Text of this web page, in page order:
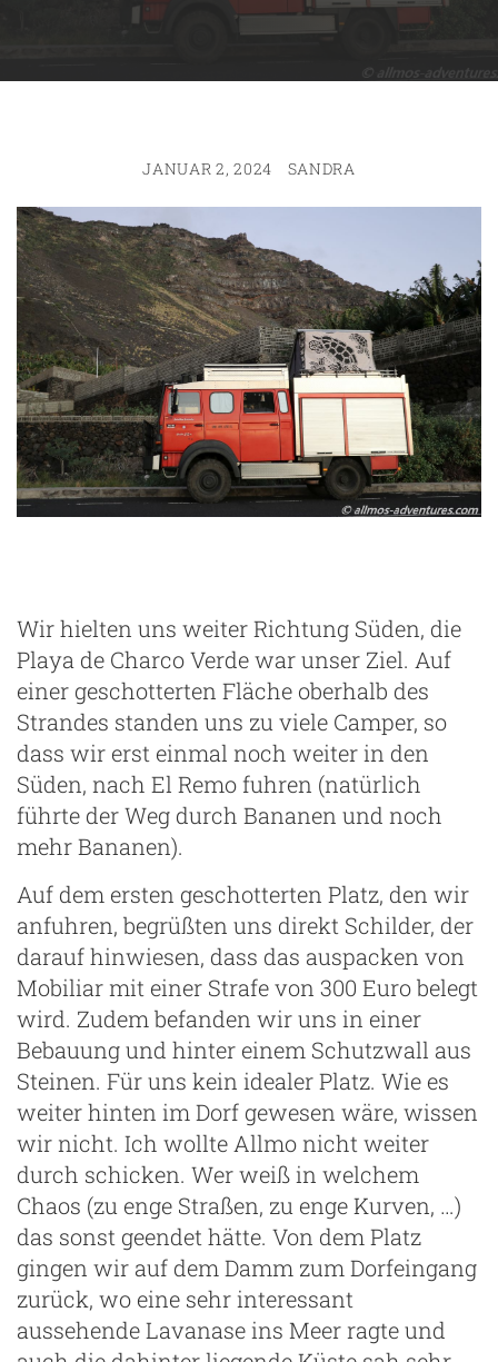
JANUAR 2, 2024 SANDRA
Wir hielten uns weiter Richtung Süden, die
Playa de Charco Verde war unser Ziel. Auf
einer geschotterten Fläche oberhalb des
Strandes standen uns zu viele Camper, so
dass wir erst einmal noch weiter in den
Süden, nach El Remo fuhren (natürlich
führte der Weg durch Bananen und noch
mehr Bananen).
Auf dem ersten geschotterten Platz, den wir
anfuhren, begrüßten uns direkt Schilder, der
darauf hinwiesen, dass das auspacken von
Mobiliar mit einer Strafe von 300 Euro belegt
wird. Zudem befanden wir uns in einer
Bebauung und hinter einem Schutzwall aus
Steinen. Für uns kein idealer Platz. Wie es
weiter hinten im Dorf gewesen wäre, wissen
wir nicht. Ich wollte Allmo nicht weiter
durch schicken. Wer weiß in welchem
Chaos (zu enge Straßen, zu enge Kurven, …)
das sonst geendet hätte. Von dem Platz
gingen wir auf dem Damm zum Dorfeingang
zurück, wo eine sehr interessant
aussehende Lavanase ins Meer ragte und